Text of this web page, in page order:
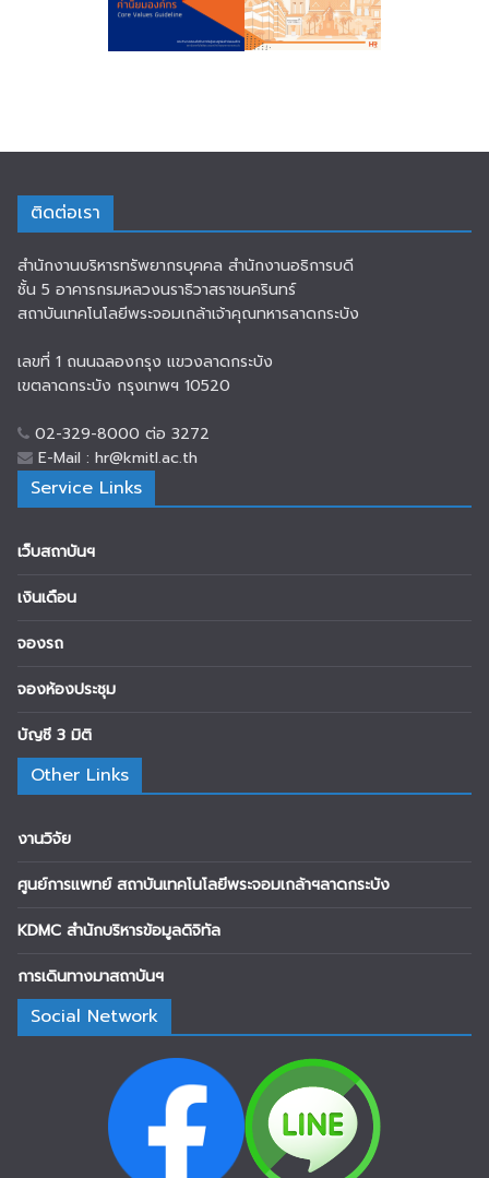
ติดต่อเรา
สำนักงานบริหารทรัพยากรบุคคล สำนักงานอธิการบดี
ชั้น 5 อาคารกรมหลวงนราธิวาสราชนครินทร์
สถาบันเทคโนโลยีพระจอมเกล้าเจ้าคุณทหารลาดกระบัง
เลขที่ 1 ถนนฉลองกรุง แขวงลาดกระบัง
เขตลาดกระบัง กรุงเทพฯ 10520
02-329-8000 ต่อ 3272
E-Mail : hr@kmitl.ac.th
Service Links
เว็บสถาบันฯ
เงินเดือน
จองรถ
จองห้องประชุม
บัญชี 3 มิติ
Other Links
งานวิจัย
ศูนย์การแพทย์ สถาบันเทคโนโลยีพระจอมเกล้าฯลาดกระบัง
KDMC สำนักบริหารข้อมูลดิจิทัล
การเดินทางมาสถาบันฯ
Social Network